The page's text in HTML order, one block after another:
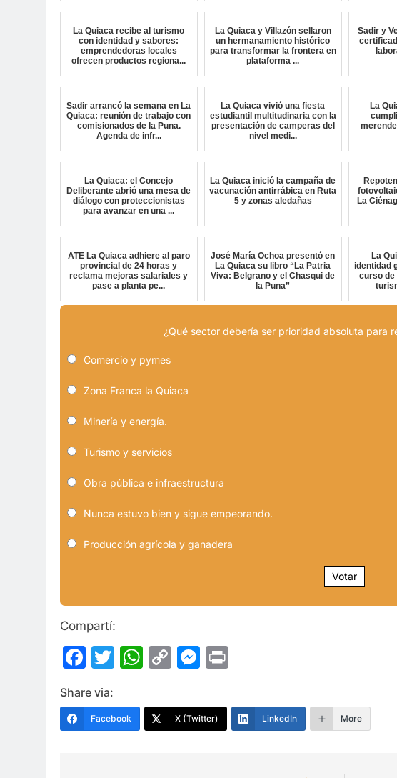
La Quiaca recibe al turismo
con identidad y sabores:
emprendedoras locales
ofrecen productos regiona...
La Quiaca y Villazón sellaron
un hermanamiento histórico
para transformar la frontera en
plataforma ...
Sadir y
Sadir arrancó la semana en La
Quiaca: reunión de trabajo con
comisionados de la Puna.
Agenda de infr...
La Quiaca vivió una fiesta
estudiantil multitudinaria con la
presentación de camperas del
nivel medi...
La
La Quiaca: el Concejo
Deliberante abrió una mesa de
diálogo con proteccionistas
para avanzar en una ...
La Quiaca inició la campaña de
vacunación antirrábica en Ruta
5 y zonas aledañas
La
ATE La Quiaca adhiere al paro
provincial de 24 horas y
reclama mejoras salariales y
pase a planta pe...
José María Ochoa presentó en
La Quiaca su libro “La Patria
Viva: Belgrano y el Chasqui de
la Puna”
La
identidad
curso de
¿Qué sector debería ser prioridad absoluta para
Comercio y pymes
Zona Franca la Quiaca
Minería y energía.
Turismo y servicios
Obra pública e infraestructura
Nunca estuvo bien y sigue empeorando.
Producción agrícola y ganadera
Votar
Compartí:
Facebook
Twitter
WhatsApp
CopyMessenger
Share via:
Facebook X (Twitter) LinkedIn More